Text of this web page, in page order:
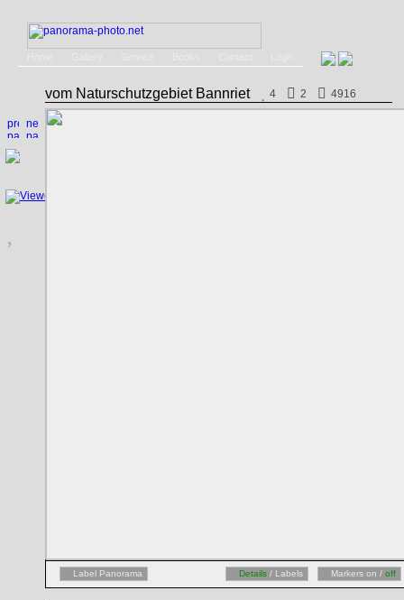
vom Naturschutzgebiet Bannriet 4 2 4916
Label Panorama Details / Labels Markers on / off